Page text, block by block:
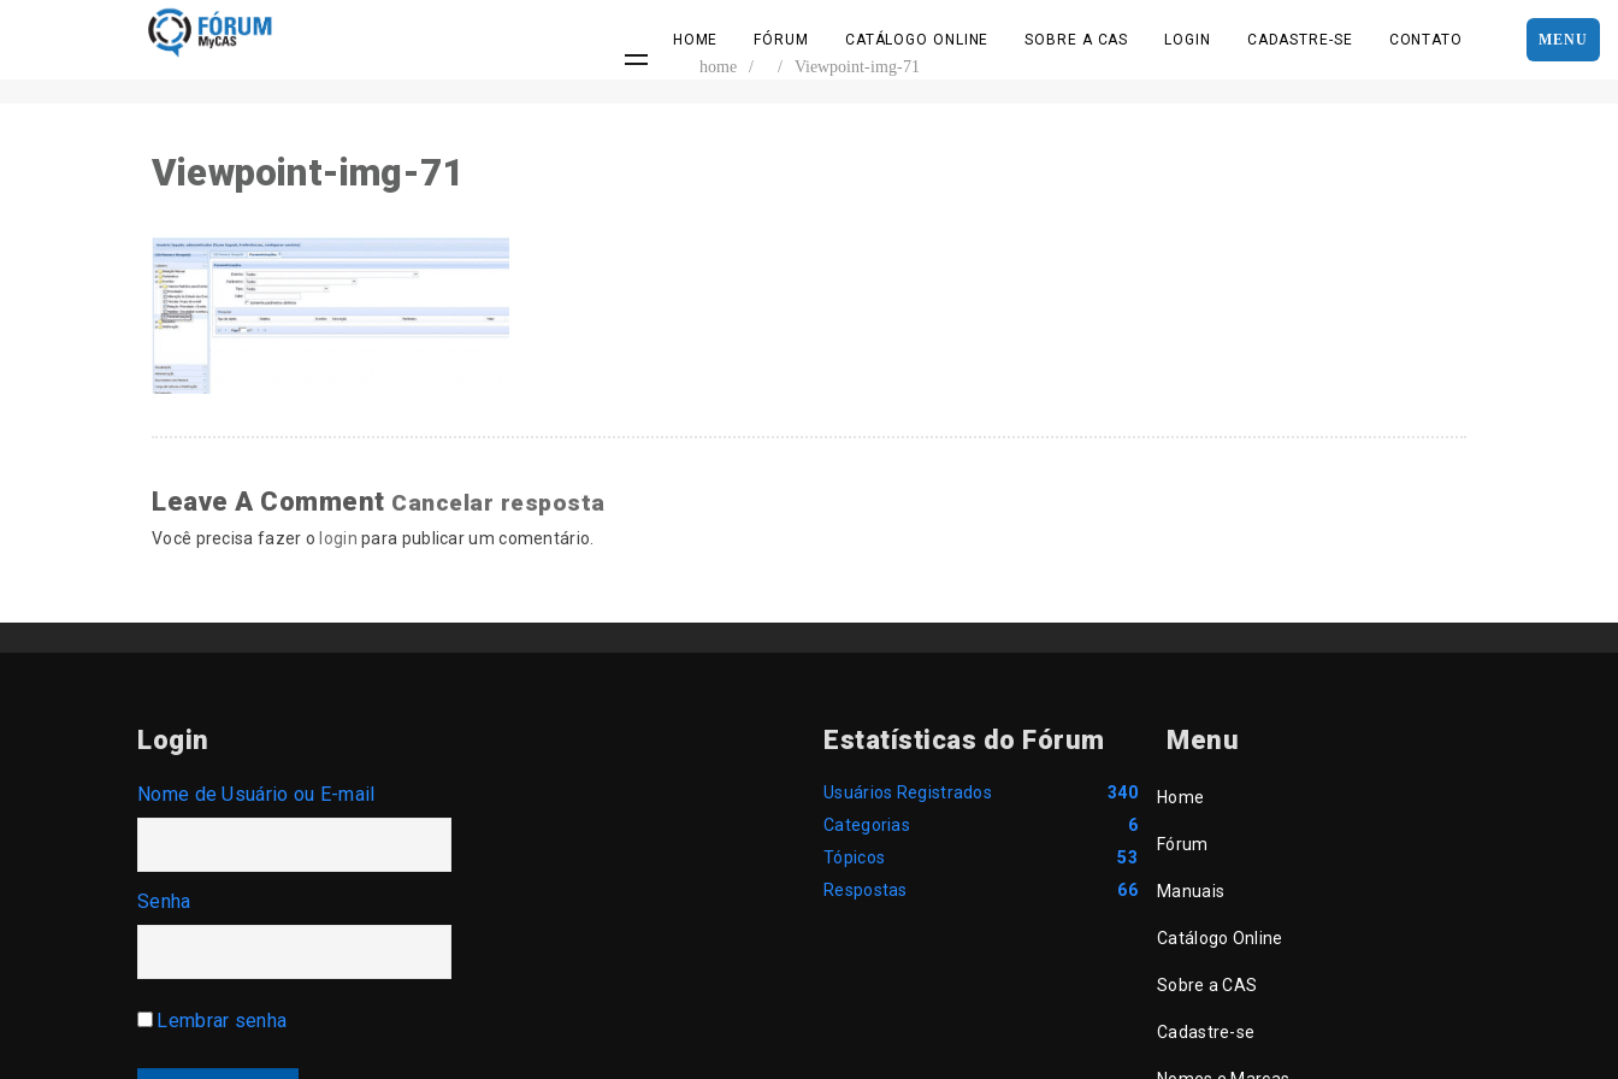
MENU
HOME FÓRUM CATÁLOGO ONLINE SOBRE A CAS LOGIN CADASTRE-SE CONTATO
home / / Viewpoint-img-71
Viewpoint-img-71
Leave A Comment Cancelar resposta
Você precisa fazer o login para publicar um comentário.
Login
Nome de Usuário ou E-mail
Senha
Lembrar senha
Estatísticas do Fórum
Usuários Registrados
340
Categorias
6
Tópicos
53
Respostas
66
Menu
Home
Fórum
Manuais
Catálogo Online
Sobre a CAS
Cadastre-se